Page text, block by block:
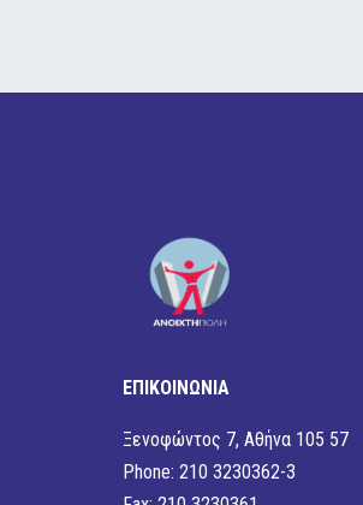
ΕΠΙΚΟΙΝΩΝΙΑ
Ξενοφώντος 7, Αθήνα 105 57
Phone: 210 3230362-3